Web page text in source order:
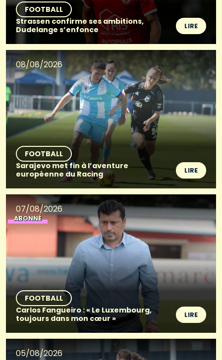
FOOTBALL
Strassen confirme ses ambitions,
Dudelange s’enfonce
LIRE
08/08/2026
FOOTBALL
Sarajevo met fin à l’aventure
européenne du Racing
LIRE
07/08/2026
ABONNÉ
FOOTBALL
Carlos Fangueiro : « Le Luxembourg,
toujours dans mon cœur »
LIRE
05/08/2026